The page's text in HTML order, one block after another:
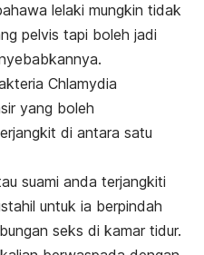
lelaki mungkin tidak
pelvis tapi boleh jadi
Chlamydia
yang boleh
di antara satu
suami anda terjangkiti
untuk ia berpindah
seks di kamar tidur.